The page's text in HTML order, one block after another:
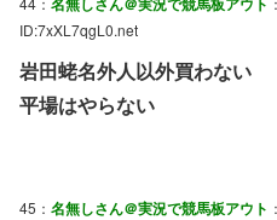
ID:7xXL7qgL0.net
岩田蛯名外人以外買わない
平場はやらない
45： 名無しさん＠実況で競馬板アウト